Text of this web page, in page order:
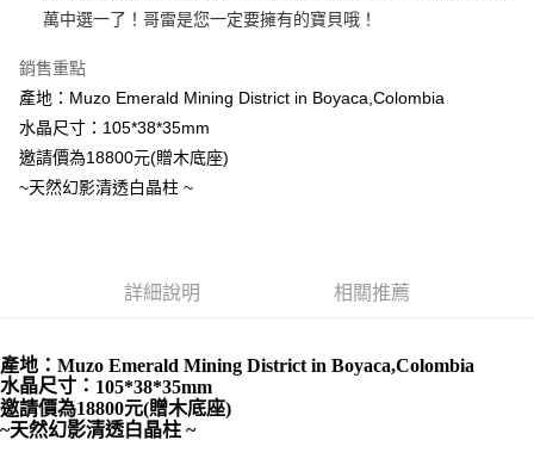
悠遊付
ATM付款
全家取貨付款
每筆NT$80，滿NT$3,000(含以上)免運費
賣家宅配幫您送（台灣）
郵局幫你送（離島）
每筆NT$80，滿NT$3,000(含以上)免運費
萬中選一了！哥雷是您一定要擁有的寶貝哦！
銷售重點
產地：Muzo Emerald Mining District in Boyaca,Colombia
水晶尺寸：105*38*35mm
邀請價為18800元(贈木底座)
~天然幻影清透白晶柱 ~
詳細說明 相關推薦
產地：Muzo Emerald Mining District in Boyaca,Colombia
水晶尺寸： 105*38*35mm
邀請價為18800元(贈木底座)
~天然幻影清透白晶柱 ~